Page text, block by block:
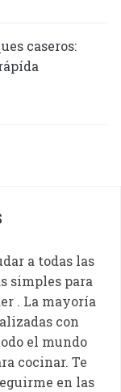
caseros:
a todas las
simples para
. La mayoría
con
el mundo
cocinar. Te
en las